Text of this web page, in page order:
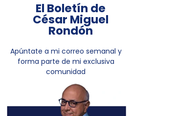
El Boletín de
César Miguel
Rondón
Apúntate a mi correo semanal y
forma parte de mi exclusiva
comunidad